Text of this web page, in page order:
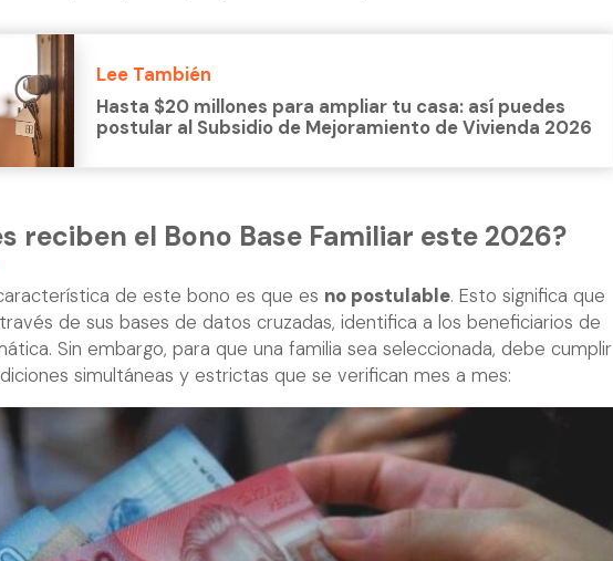
Lee También
Hasta $20 millones para ampliar tu casa: así puedes
postular al Subsidio de Mejoramiento de Vivienda 2026
reciben el Bono Base Familiar este 2026?
de este bono es que es no postulable. Esto significa que
de sus bases de datos cruzadas, identifica a los beneficiarios de
Sin embargo, para que una familia sea seleccionada, debe cumplir
simultáneas y estrictas que se verifican mes a mes: